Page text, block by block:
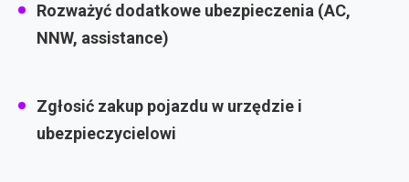
Rozważyć dodatkowe ubezpieczenia (AC,
NNW, assistance)
Zgłosić zakup pojazdu w urzędzie i
ubezpieczycielowi